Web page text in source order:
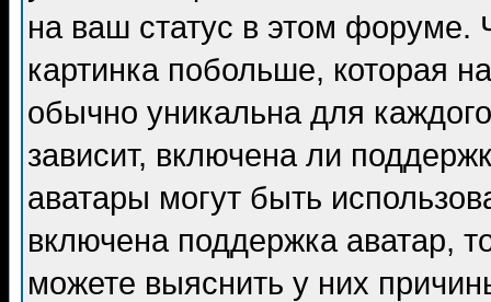
на ваш статус в этом форуме.
картинка побольше, которая
обычно уникальна для
зависит, включена ли
аватары могут быть
включена поддержка аватар,
можете выяснить у них